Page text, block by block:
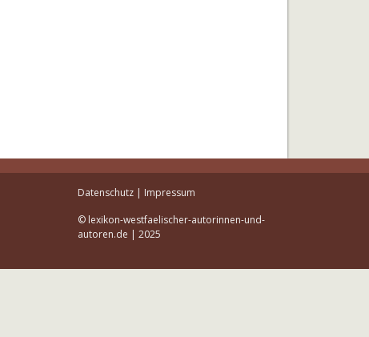
Datenschutz| Impressum
© lexikon-westfaelischer-autorinnen-und-
autoren.de | 2025